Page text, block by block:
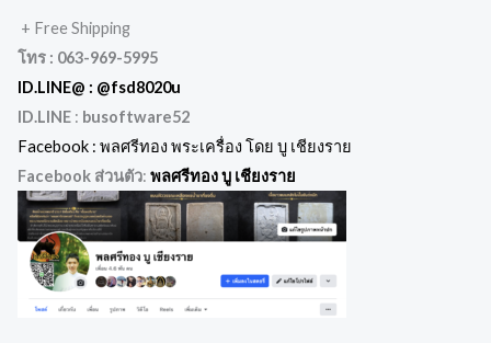
+ Free Shipping
โทร : 063-969-5995
ID.LINE@ : @fsd8020u
ID.LINE : busoftware52
Facebook : พลศรีทอง พระเครื่อง โดย บู เชียงราย
Facebook ส่วนตัว: พลศรีทอง บู เชียงราย